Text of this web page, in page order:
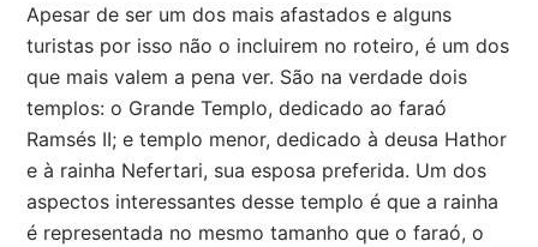
Apesar de ser um dos mais afastados e alguns
turistas por isso não o incluirem no roteiro, é um dos
que mais valem a pena ver. São na verdade dois
templos: o Grande Templo, dedicado ao faraó
Ramsés II; e templo menor, dedicado à deusa Hathor
e à rainha Nefertari, sua esposa preferida. Um dos
aspectos interessantes desse templo é que a rainha
é representada no mesmo tamanho que o faraó, o